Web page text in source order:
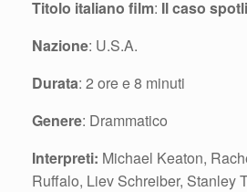
Titolo italiano film: Il caso
Nazione: U.S.A.
Durata: 2 ore e 8 minuti
Genere: Drammatico
Interpreti: Michael Keaton,
Ruffalo, Liev Schreiber, Stanley